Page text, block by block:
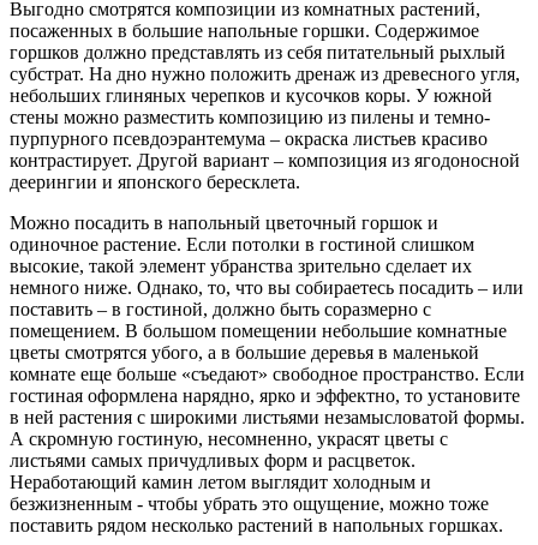
Выгодно смотрятся композиции из комнатных растений,
посаженных в большие напольные горшки. Содержимое
горшков должно представлять из себя питательный рыхлый
субстрат. На дно нужно положить дренаж из древесного угля,
небольших глиняных черепков и кусочков коры. У южной
стены можно разместить композицию из пилены и темно-
пурпурного псевдоэрантемума – окраска листьев красиво
контрастирует. Другой вариант – композиция из ягодоносной
деерингии и японского бересклета.
Можно посадить в напольный цветочный горшок и
одиночное растение. Если потолки в гостиной слишком
высокие, такой элемент убранства зрительно сделает их
немного ниже. Однако, то, что вы собираетесь посадить – или
поставить – в гостиной, должно быть соразмерно с
помещением. В большом помещении небольшие комнатные
цветы смотрятся убого, а в большие деревья в маленькой
комнате еще больше «съедают» свободное пространство. Если
гостиная оформлена нарядно, ярко и эффектно, то установите
в ней растения с широкими листьями незамысловатой формы.
А скромную гостиную, несомненно, украсят цветы с
листьями самых причудливых форм и расцветок.
Неработающий камин летом выглядит холодным и
безжизненным - чтобы убрать это ощущение, можно тоже
поставить рядом несколько растений в напольных горшках.